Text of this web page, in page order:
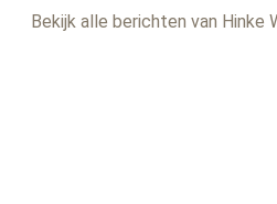
Bekijk alle berichten van Hinke